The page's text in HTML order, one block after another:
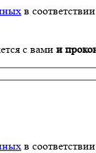
в
с вами и
в